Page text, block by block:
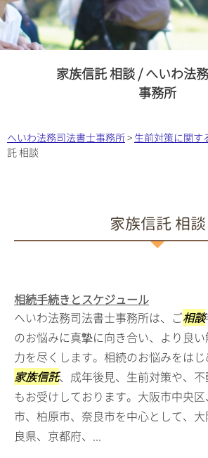
家族信託 相談 / へいわ法
事務所
へいわ法務司法書士事務所> 生前対策に関す
託 相談
家族信託 相談
相続手続きとスケジュール
へいわ法務司法書士事務所は、ご相談
のお悩みに真摯に向き合い、より良
力を尽くします。相続のお悩みをはじ
家族信託、成年後見、生前対策や、
もお受けしております。大阪市中央
市、柏原市、奈良市を中心として、
良県、京都府、...